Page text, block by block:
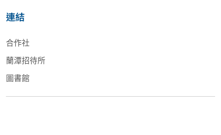
連結
合作社
蘭潭招待所
圖書館